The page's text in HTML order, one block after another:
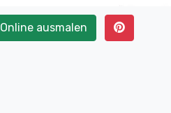
Online ausmalen